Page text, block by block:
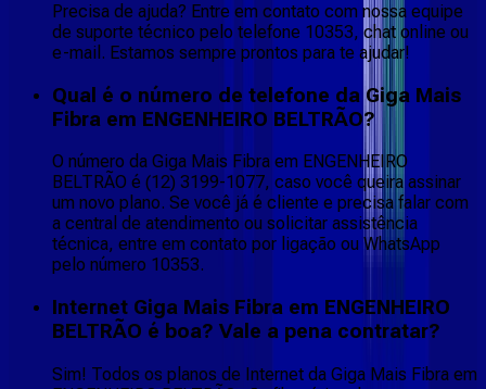
Precisa de ajuda? Entre em contato com nossa equipe
de suporte técnico pelo telefone 10353, chat online ou
e-mail. Estamos sempre prontos para te ajudar!
Qual é o número de telefone da Giga Mais
Fibra em ENGENHEIRO BELTRÃO?
O número da Giga Mais Fibra em ENGENHEIRO
BELTRÃO é (12) 3199-1077, caso você queira assinar
um novo plano. Se você já é cliente e precisa falar com
a central de atendimento ou solicitar assistência
técnica, entre em contato por ligação ou WhatsApp
pelo número 10353.
Internet Giga Mais Fibra em ENGENHEIRO
BELTRÃO é boa? Vale a pena contratar?
Sim! Todos os planos de Internet da Giga Mais Fibra em